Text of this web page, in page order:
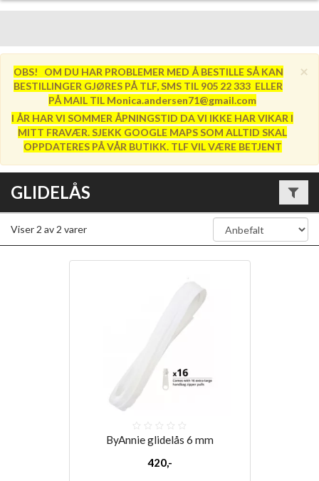
×
OBS! OM DU HAR PROBLEMER MED Å BESTILLE SÅ KAN
BESTILLINGER GJØRES PÅ TLF, SMS TIL 905 22 333 ELLER
PÅ MAIL TIL Monica.andersen71@gmail.com
I ÅR HAR VI SOMMER ÅPNINGSTID DA VI IKKE HAR VIKAR I
MITT FRAVÆR. SJEKK GOOGLE MAPS SOM ALLTID SKAL
OPPDATERES PÅ VÅR BUTIKK. TLF VIL VÆRE BETJENT
GLIDELÅS
Viser 2 av 2 varer
ByAnnie glidelås 6 mm
420,-